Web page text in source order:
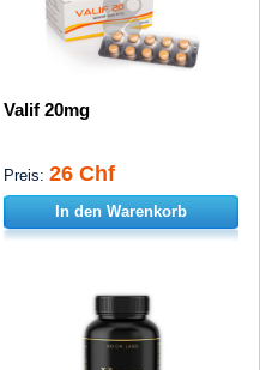
Valif 20mg
Preis: 26 Chf
In den Warenkorb